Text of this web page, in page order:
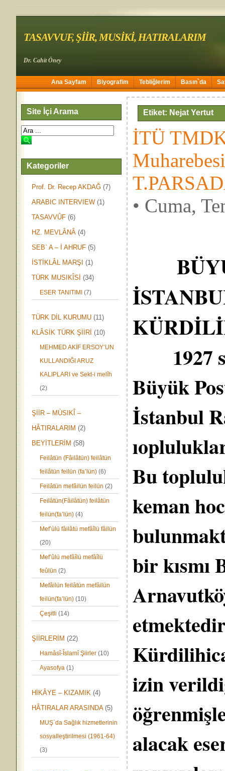
TASAVVUF, ŞİİR, MUSİKİ, HATIRALARIM
Dr. Cahit Öney
Ana Sayfam Biyografim Tebliğlerim Basın`da
Site İçi Arama
Kategoriler
Prof. Dr. Recep AKDAĞ (7)
ARABIC INTERVIEW (1)
TASAVVÛF (6)
HZ. MEVLÂNÂ (4)
SEB` A – İ AHRUF (5)
İSTİKLÂL MARŞI (1)
TÜRK MUSIKÎSİ (34)
ESER TANITIMI (7)
TÜRK DİL KURUMU (11)
KLÂSİK TÜRK ŞİİRİ (10)
MEHMED AKİF ERSOY’UN
KULLANDIĞI ARUZ
KALIPLARI ve Sekt-i melîh
(2)
ŞİİR – MÙSIKÎ –
HÂTIRALARIM (2)
BEYİTLERİM (58)
Feilâtün (Fâilâtün) feilâtün
feilâtün feilün (fa’lün) (6)
Feilâtün mefâilün feilün (2)
Feilâtün(Fâilâtün) feilâtün
feilün(fa’lün) (4)
Mef’ùlü fâilâtü mefâîlü fâilün
(20)
Mef’ûlü mefâîlü mefâîlü
feûlün (2)
Mefâilün feilâtün mefâilün
feilün(fa’lün) (10)
Çeşitli (14)
ŞİİRLERİM (22)
Hamâsî-Îslamî Şiirler (10)
Ayasofya (1)
HİKÂYE – KIZAMIK (4)
HÂTIRALAR ARASINDA(5)
MUŞ`da Sağlık hizmetlerinin
sosyalleştirilmesi (1961-64)
(3)
Etiket: Nejat Yertut
İTÜ
• Cuma,
1927
Büyük
İstanbul
Bu
keman
bir kısmı
izin
alacak